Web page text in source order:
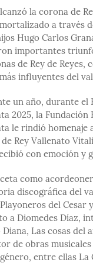
la corona de
a través
Hugo Carlos
importantes
de Rey de Reyes,
influyentes del
un año, durante el
2025, la Fundación
le rindió homenaje
Rey Vallenato
con emoción y
como
discográfica del
del Cesar
a Diomedes Díaz,
Las cosas del
de obras
entre ellas La